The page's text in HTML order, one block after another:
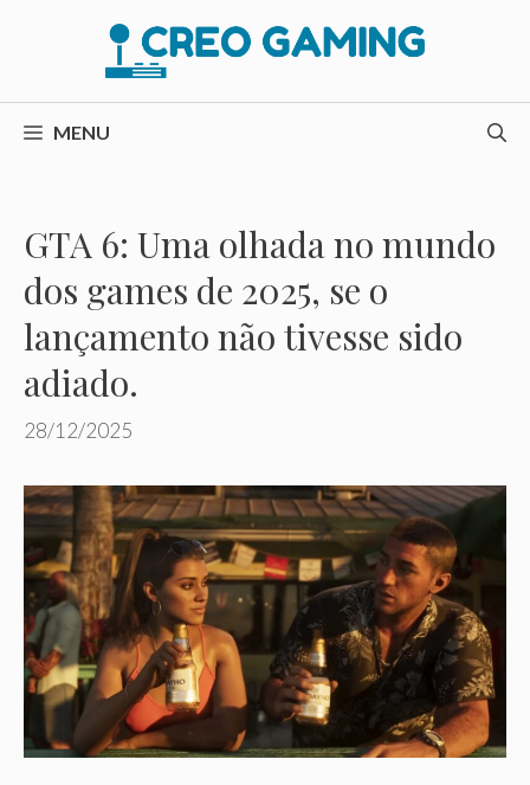
conteúdo
MENU
GTA 6: Uma olhada no mundo
dos games de 2025, se o
lançamento não tivesse sido
adiado.
28/12/2025